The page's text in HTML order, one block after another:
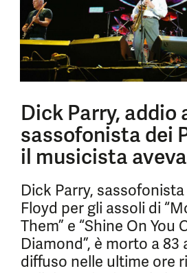
Dick Parry,
sassofonista dei
il musicista
Dick Parry,
Floyd per gli assoli di
Them” e “Shine On You
Diamond”, è morto a
diffuso nelle ultime ore